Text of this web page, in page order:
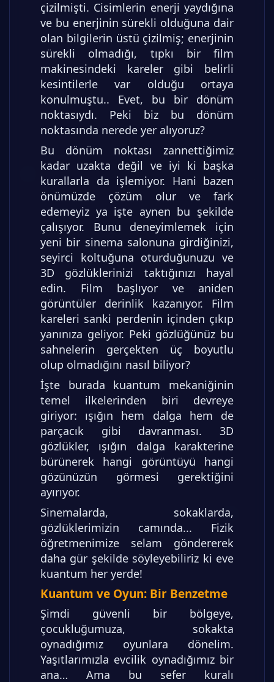
çizilmişti. Cisimlerin enerji yaydığına
ve bu enerjinin sürekli olduğuna dair
olan bilgilerin üstü çizilmiş; enerjinin
sürekli olmadığı, tıpkı bir film
makinesindeki kareler gibi belirli
kesintilerle var olduğu ortaya
konulmuştu.. Evet, bu bir dönüm
noktasıydı. Peki biz bu dönüm
noktasında nerede yer alıyoruz?
Bu dönüm noktası zannettiğimiz
kadar uzakta değil ve iyi ki başka
kurallarla da işlemiyor. Hani bazen
önümüzde çözüm olur ve fark
edemeyiz ya işte aynen bu şekilde
çalışıyor. Bunu deneyimlemek için
yeni bir sinema salonuna girdiğinizi,
seyirci koltuğuna oturduğunuzu ve
3D gözlüklerinizi taktığınızı hayal
edin. Film başlıyor ve aniden
görüntüler derinlik kazanıyor. Film
kareleri sanki perdenin içinden çıkıp
yanınıza geliyor. Peki gözlüğünüz bu
sahnelerin gerçekten üç boyutlu
olup olmadığını nasıl biliyor?
İşte burada kuantum mekaniğinin
temel ilkelerinden biri devreye
giriyor: ışığın hem dalga hem de
parçacık gibi davranması. 3D
gözlükler, ışığın dalga karakterine
bürünerek hangi görüntüyü hangi
gözünüzün görmesi gerektiğini
ayırıyor.
Sinemalarda, sokaklarda,
gözlüklerimizin camında... Fizik
öğretmenimize selam göndererek
daha gür şekilde söyleyebiliriz ki eve
kuantum her yerde!
Kuantum ve Oyun: Bir Benzetme
Şimdi güvenli bir bölgeye,
çocukluğumuza, sokakta
oynadığımız oyunlara dönelim.
Yaşıtlarımızla evcilik oynadığımız bir
ana… Ama bu sefer kuralı